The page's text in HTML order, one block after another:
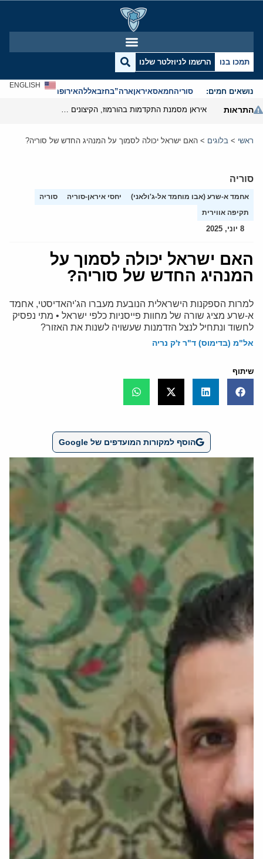
תמכו בנו הרשמו לניוזלטר שלנו
נושאים חמים: סוריהחמאסאיראןארה”בחזבאללהאירופהאנטישמיות
ENGLISH
התראות
ראשי > בלוגים > האם ישראל יכולה לסמוך על המנהיג החדש של סוריה?
סוריה
אחמד א-שרע (אבו מוחמד אל-ג'ולאני) יחסי איראן-סוריה
סוריה
תקיפה אווירית
8 יוני, 2025
האם ישראל יכולה לסמוך על
המנהיג החדש של סוריה?
למרות הספקנות הישראלית הנובעת מעברו הג'יהאדיסטי, אחמד
א-שרע מציג שורה של מחוות פייסניות כלפי ישראל • מתי נפסיק
לחשוד ונתחיל לנצל הזדמנות שעשויה לשנות את האזור?
אל"מ (בדימוס) ד"ר ז'ק נריה
שיתוף
הוסף למקורות המועדפים של Google